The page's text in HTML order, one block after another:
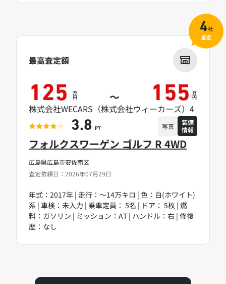
広島県広島市安佐南区
査定依頼日：2026年07月29日
フォルクスワーゲン ゴルフ R 4WD
年式：2017年 | 走行：～14万キロ | 色：白(ホワイト)
系 | 車検：未入力 | 乗車定員： 5名 | ドア： 5枚 | 燃
料：ガソリン | ミッション：AT | ハンドル：右 | 修復
歴：なし
最高査定額
125 万
円 ～ 155 万
円
株式会社WECARS（株式会社ウィーカーズ）4
3.8 PT 写真
装備
情報
4社
査定